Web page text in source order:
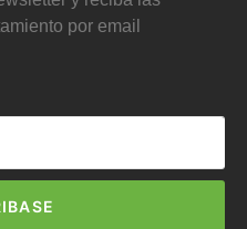
por email